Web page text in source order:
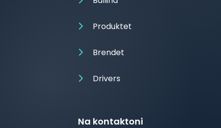
Produktet
Brendet
Drivers
Na kontaktoni